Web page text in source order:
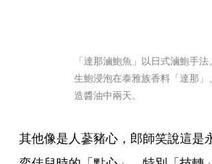
「達那滷鮑魚」以日式滷鮑手
生鮑浸泡在泰雅族香料「達那」
造醬油中兩天。
其他像是人蔘豬心，郎師笑說這是